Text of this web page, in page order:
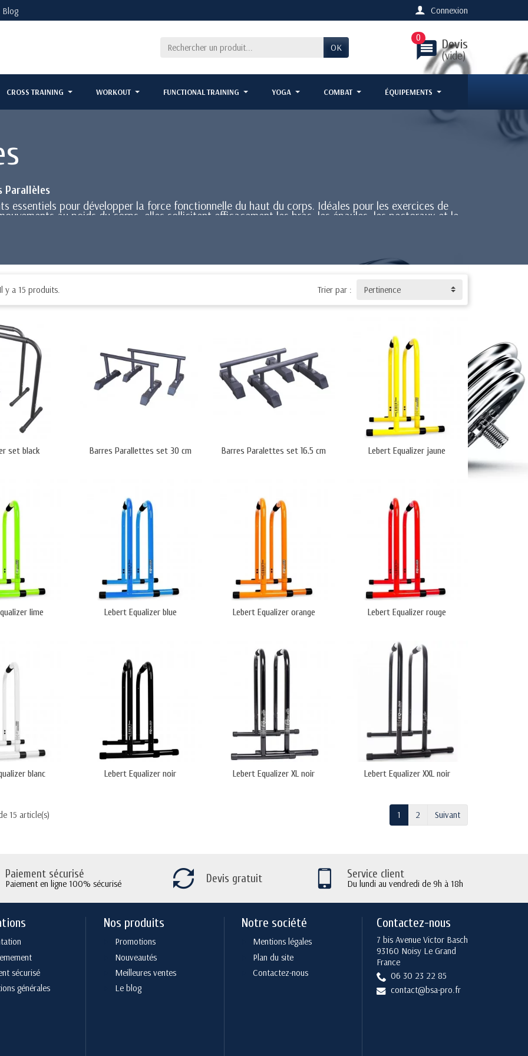
Blog Connexion
OK message Devis
(vide)
0
CROSS TRAINING WORKOUT FUNCTIONAL TRAINING YOGA COMBAT ÉQUIPEMENTS
Parallèles
essentiels pour développer la force fonctionnelle du haut du corps. Idéales pour les exercices de
au poids du corps, elles sollicitent efficacement les bras, les épaules, les pectoraux et le
parfaitement dans les espaces de CrossFit, de street workout ou de fitness fonctionnel.
différentes hauteurs et largeurs pour s'adapter à tous les types d'utilisateurs.
supportent jusqu'à 180 kg, assurant une stabilité optimale pendant l'entraînement.
livrées démontées avec un montage rapide, sans outils complexes.
pour les séances de renforcement musculaire ciblé.
de groupe incluant des exercices au poids du corps.
extérieurs grâce à leur conception robuste.
de rééducation pour améliorer la coordination et la force fonctionnelle.
parallèles professionnelles
et vous aider à choisir le matériel adapté à vos besoins spécifiques.
Il y a 15 produits. Trier par : Pertinence
set black Barres Parallettes set 30 cm Barres Paralettes set 16.5 cm Lebert Equalizer jaune
lime Lebert Equalizer blue Lebert Equalizer orange Lebert Equalizer rouge
blanc Lebert Equalizer noir Lebert Equalizer XL noir Lebert Equalizer XXL noir
15 article(s) 1 2 Suivant
Paiement sécurisé
Paiement en ligne 100% sécurisé Devis gratuit Service client
Du lundi au vendredi de 9h à 18h
sécurisé
générales
Nos produits
Promotions
Nouveautés
Meilleures ventes
Le blog
Notre société
Mentions légales
Plan du site
Contactez-nous
Contactez-nous
7 bis Avenue Victor Basch
93160 Noisy Le Grand
France
06 30 23 22 85
contact@bsa-pro.fr